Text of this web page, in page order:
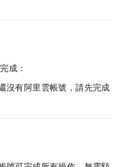
成：
沒有阿里雲帳號，請先完成